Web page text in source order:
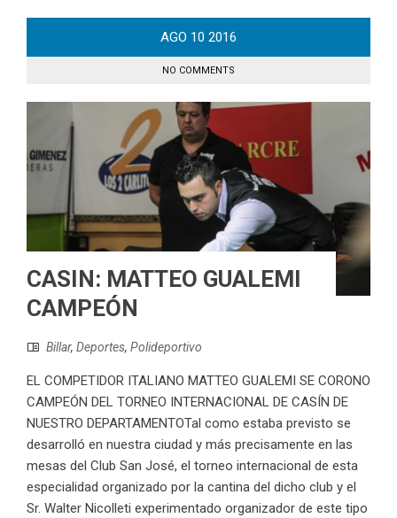
AGO 10 2016
NO COMMENTS
CASIN: MATTEO GUALEMI
CAMPEÓN
Billar, Deportes, Polideportivo
EL COMPETIDOR ITALIANO MATTEO GUALEMI SE CORONO
CAMPEÓN DEL TORNEO INTERNACIONAL DE CASÍN DE
NUESTRO DEPARTAMENTOTal como estaba previsto se
desarrolló en nuestra ciudad y más precisamente en las
mesas del Club San José, el torneo internacional de esta
especialidad organizado por la cantina del dicho club y el
Sr. Walter Nicolleti experimentado organizador de este tipo